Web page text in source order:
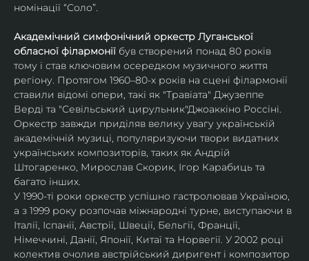
номінації “Соло”.
Академічний симфонічний оркестр Луганської
обласної філармонії був створений понад 80 років
тому і став ключовим осередком музичного життя
регіону. Протягом 1960–80-х років на сцені філармонії
ставили відомі опери, такі як "Травіата" Джузеппе
Верді та "Севільський цирульник"Джоаккіно Россіні.
Оркестр завжди приділяв велику увагу українській
академічній музиці, популяризуючи твори видатних
українських композиторів, таких як Андрій
Штогаренко, Мирослав Скорик, Ігор Карабиць та
багато інших.
У 1990-ті роки оркестр успішно гастролював Україною,
а з 1999 року розпочав міжнародні турне, виступаючи в
Італії, Іспанії, Австрії, Швеції, Бельгії, Франції,
Німеччині, Данії, Японії, Китаї та Норвегії. У 2002 році
колектив очолив австрійський диригент і композитор